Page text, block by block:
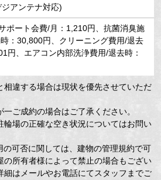
アンテナ対応)
ポート会費/月：1,210円、抗菌消臭施
：30,800円、クリーニング費用/退去
円、エアコン内部洗浄費用/退去時：
違する場合は現状を優先させていただ
ご成約の場合はご了承ください。
場の正確な空き状況についてはお問い
可否に関しては、建物の管理規約で可
の所有者様によって禁止の場合もござい
細はメールやお電話にてスタッフまでご